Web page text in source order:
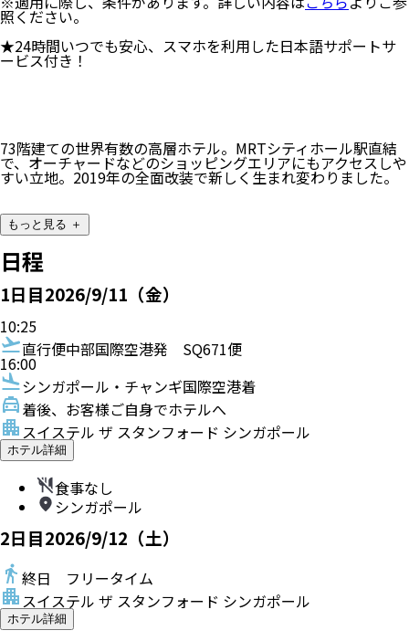
照ください。
★24時間いつでも安心、スマホを利用した日本語サポートサ
ービス付き！
73階建ての世界有数の高層ホテル。MRTシティホール駅直結
で、オーチャードなどのショッピングエリアにもアクセスしや
すい立地。2019年の全面改装で新しく生まれ変わりました。
もっと見る ＋
日程
1日目2026/9/11（金）
10:25
直行便中部国際空港発 SQ671便
16:00
シンガポール・チャンギ国際空港着
着後、お客様ご自身でホテルへ
スイステル ザ スタンフォード シンガポール
ホテル詳細
食事なし
シンガポール
2日目2026/9/12（土）
終日 フリータイム
スイステル ザ スタンフォード シンガポール
ホテル詳細